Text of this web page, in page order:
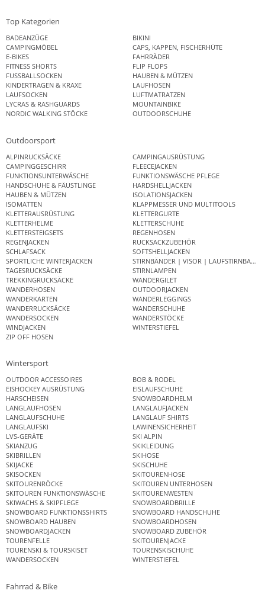
Top Kategorien
BADEANZÜGE
BIKINI
CAMPINGMÖBEL
CAPS, KAPPEN, FISCHERHÜTE
E-BIKES
FAHRRÄDER
FITNESS SHORTS
FLIP FLOPS
FUSSBALLSOCKEN
HAUBEN & MÜTZEN
KINDERTRAGEN & KRAXE
LAUFHOSEN
LAUFSOCKEN
LUFTMATRATZEN
LYCRAS & RASHGUARDS
MOUNTAINBIKE
NORDIC WALKING STÖCKE
OUTDOORSCHUHE
Outdoorsport
ALPINRUCKSÄCKE
CAMPINGAUSRÜSTUNG
CAMPINGGESCHIRR
FLEECEJACKEN
FUNKTIONSUNTERWÄSCHE
FUNKTIONSWÄSCHE PFLEGE
HANDSCHUHE & FÄUSTLINGE
HARDSHELLJACKEN
HAUBEN & MÜTZEN
ISOLATIONSJACKEN
ISOMATTEN
KLAPPMESSER UND MULTITOOLS
KLETTERAUSRÜSTUNG
KLETTERGURTE
KLETTERHELME
KLETTERSCHUHE
KLETTERSTEIGSETS
REGENHOSEN
REGENJACKEN
RUCKSACKZUBEHÖR
SCHLAFSACK
SOFTSHELLJACKEN
SPORTLICHE WINTERJACKEN
STIRNBÄNDER | VISOR | LAUFSTIRNBAND
TAGESRUCKSÄCKE
STIRNLAMPEN
TREKKINGRUCKSÄCKE
WANDERGILET
WANDERHOSEN
OUTDOORJACKEN
WANDERKARTEN
WANDERLEGGINGS
WANDERRUCKSÄCKE
WANDERSCHUHE
WANDERSOCKEN
WANDERSTÖCKE
WINDJACKEN
WINTERSTIEFEL
ZIP OFF HOSEN
Wintersport
OUTDOOR ACCESSOIRES
BOB & RODEL
EISHOCKEY AUSRÜSTUNG
EISLAUFSCHUHE
HARSCHEISEN
SNOWBOARDHELM
LANGLAUFHOSEN
LANGLAUFJACKEN
LANGLAUFSCHUHE
LANGLAUF SHIRTS
LANGLAUFSKI
LAWINENSICHERHEIT
LVS-GERÄTE
SKI ALPIN
SKIANZUG
SKIKLEIDUNG
SKIBRILLEN
SKIHOSE
SKIJACKE
SKISCHUHE
SKISOCKEN
SKITOURENHOSE
SKITOURENRÖCKE
SKITOUREN UNTERHOSEN
SKITOUREN FUNKTIONSWÄSCHE
SKITOURENWESTEN
SKIWACHS & SKIPFLEGE
SNOWBOARDBRILLE
SNOWBOARD FUNKTIONSSHIRTS
SNOWBOARD HANDSCHUHE
SNOWBOARD HAUBEN
SNOWBOARDHOSEN
SNOWBOARDJACKEN
SNOWBOARD ZUBEHÖR
TOURENFELLE
SKITOURENJACKE
TOURENSKI & TOURSKISET
TOURENSKISCHUHE
WANDERSOCKEN
WINTERSTIEFEL
Fahrrad & Bike